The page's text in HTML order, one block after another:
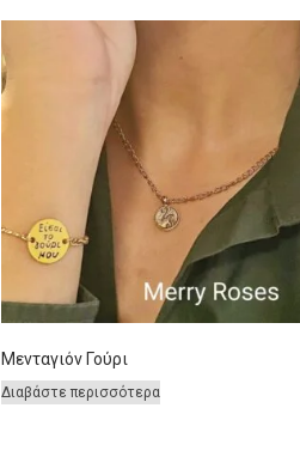
Μενταγιόν Γούρι
Διαβάστε περισσότερα